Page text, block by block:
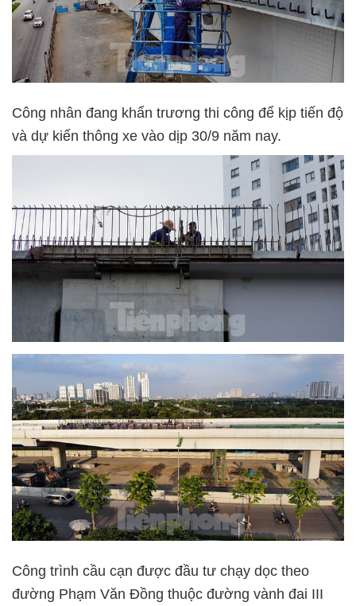
Công nhân đang khẩn trương thi công để kịp tiến độ
và dự kiến thông xe vào dịp 30/9 năm nay.
Công trình cầu cạn được đầu tư chạy dọc theo
đường Phạm Văn Đồng thuộc đường vành đai III